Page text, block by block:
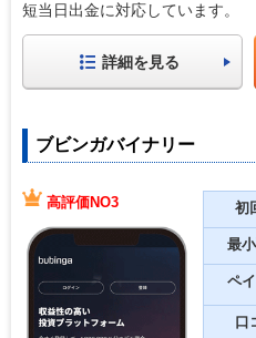
短当日出金に対応しています。
詳細を見る
ブビンガバイナリー
高評価NO3 初
最
ペ
口